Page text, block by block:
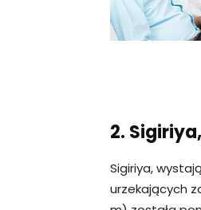
2.
Sigiriya,
urzekających